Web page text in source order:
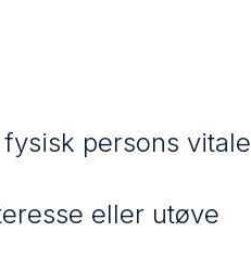
persons vitale
eller utøve